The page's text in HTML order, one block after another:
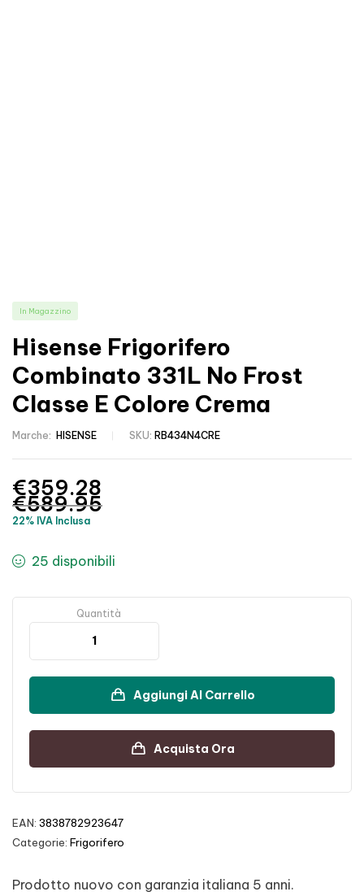
In Magazzino
Hisense Frigorifero
Combinato 331L No Frost
Classe E Colore Crema
Marche: HISENSE SKU: RB434N4CRE
€589.95
€359.28
22% IVA Inclusa
25 disponibili
Quantità
Aggiungi Al Carrello
Acquista Ora
EAN: 3838782923647
Categorie: Frigorifero
Prodotto nuovo con garanzia italiana 5 anni.